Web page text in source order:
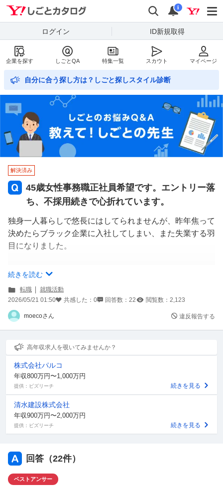
Yahoo!しごとカタログ
検索
通知
i
ログイン ID新規取得
企業を探す しごとQA 特集一覧 スカウト マイページ
自分に合う探し方は？しごと探しスタイル診断
解決済み
45歳女性事務職正社員希望です。エントリー落
ち、不採用続きで心折れています。
独身一人暮らしで悠長にはしてられませんが、昨年焦って
決めたらブラック企業に入社してしまい、また失業する羽
目になりました。
都会暮らしなので求人案件は多いですが、やはり年齢で弾
就活に専念するつもりで現在貯金を崩しつつ細々と生活し
ていますが、なかなか決まらず焦りが出てきています。本
来なら短期派遣やバイトしながら探せば良いのですが、直
近働きながら探していたら、急な面接で休み辛くて3ヶ月
間は就活に専念する事にしました。
先月転職エージェント経由で応募した求人で最終面接まで
残ったものの、結果不採用でした。
経験ある営業事務、一般事務に絞って転職エージェント、
紹介予定派遣、ハローワークを利用してますが、上手くい
きません。
周りからは数こなせばいつか決まるから焦るなと言われて
続きを読む
転職
就職活動
2026/05/21 01:50
共感した： 0 回答数： 22 閲覧数： 2,123
moecoさん 違反報告する
高年収求人を覗いてみませんか？
株式会社パルコ
年収800万円〜1,000万円
提供：ビズリーチ 続きを見る
清水建設株式会社
年収900万円〜2,000万円
提供：ビズリーチ 続きを見る
回答（22件）
ベストアンサー